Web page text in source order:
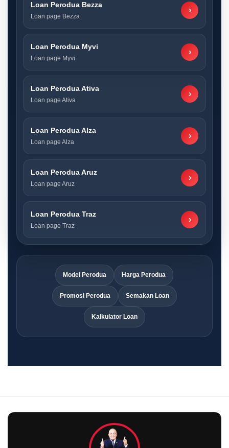
Loan Perodua Bezza
Loan page Bezza
›
Loan Perodua Myvi
Loan page Myvi
›
Loan Perodua Ativa
Loan page Ativa
›
Loan Perodua Alza
Loan page Alza
›
Loan Perodua Aruz
Loan page Aruz
›
Loan Perodua Traz
Loan page Traz
›
Model Perodua Harga Perodua
Promosi Perodua Semakan Loan
Kalkulator Loan